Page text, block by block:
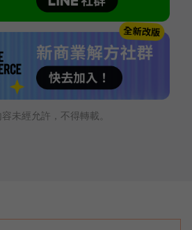
未經允許，不得轉載。